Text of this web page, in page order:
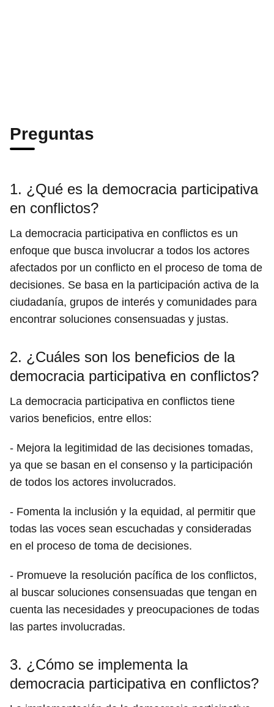
Preguntas
1. ¿Qué es la democracia participativa
en conflictos?
La democracia participativa en conflictos es un
enfoque que busca involucrar a todos los actores
afectados por un conflicto en el proceso de toma de
decisiones. Se basa en la participación activa de la
ciudadanía, grupos de interés y comunidades para
encontrar soluciones consensuadas y justas.
2. ¿Cuáles son los beneficios de la
democracia participativa en conflictos?
La democracia participativa en conflictos tiene
varios beneficios, entre ellos:
- Mejora la legitimidad de las decisiones tomadas,
ya que se basan en el consenso y la participación
de todos los actores involucrados.
- Fomenta la inclusión y la equidad, al permitir que
todas las voces sean escuchadas y consideradas
en el proceso de toma de decisiones.
- Promueve la resolución pacífica de los conflictos,
al buscar soluciones consensuadas que tengan en
cuenta las necesidades y preocupaciones de todas
las partes involucradas.
3. ¿Cómo se implementa la
democracia participativa en conflictos?